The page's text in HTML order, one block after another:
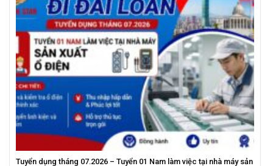
Tuyển dụng tháng 07.2026 – Tuyển 01 Nam làm việc tại nhà máy sản